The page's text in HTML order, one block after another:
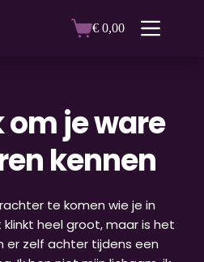
Winkelwagen
€ 0,00
om je ware
kennen
te komen wie je in
klinkt heel groot, maar is het
er zelf achter tijdens een